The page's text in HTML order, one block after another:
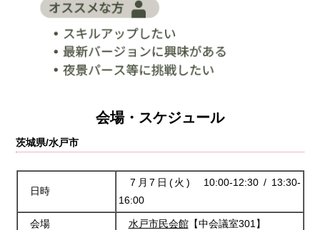
会場・スケジュール
茨城県/水戸市
日時
7月7日(火) 10:00-12:30 / 13:30-
16:00
会場 水戸市民会館【中会議室301】